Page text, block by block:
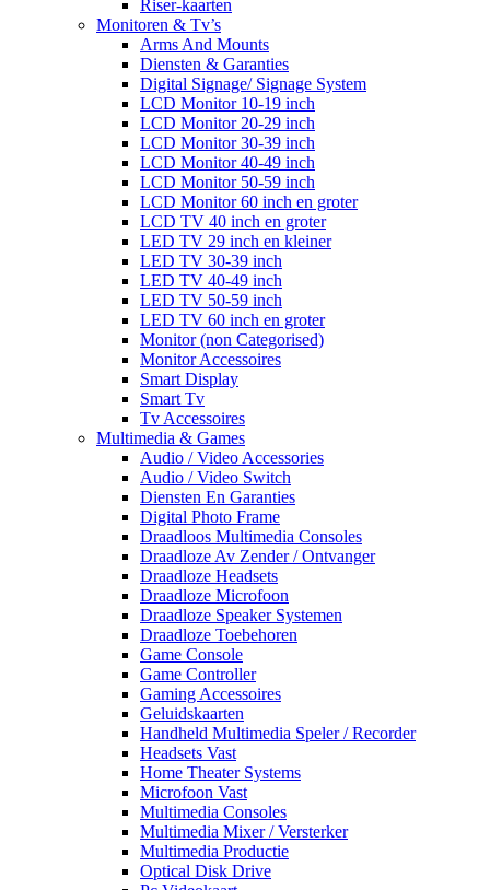
Riser-kaarten
Monitoren & Tv’s
Arms And Mounts
Diensten & Garanties
Digital Signage/ Signage System
LCD Monitor 10-19 inch
LCD Monitor 20-29 inch
LCD Monitor 30-39 inch
LCD Monitor 40-49 inch
LCD Monitor 50-59 inch
LCD Monitor 60 inch en groter
LCD TV 40 inch en groter
LED TV 29 inch en kleiner
LED TV 30-39 inch
LED TV 40-49 inch
LED TV 50-59 inch
LED TV 60 inch en groter
Monitor (non Categorised)
Monitor Accessoires
Smart Display
Smart Tv
Tv Accessoires
Multimedia & Games
Audio / Video Accessories
Audio / Video Switch
Diensten En Garanties
Digital Photo Frame
Draadloos Multimedia Consoles
Draadloze Av Zender / Ontvanger
Draadloze Headsets
Draadloze Microfoon
Draadloze Speaker Systemen
Draadloze Toebehoren
Game Console
Game Controller
Gaming Accessoires
Geluidskaarten
Handheld Multimedia Speler / Recorder
Headsets Vast
Home Theater Systems
Microfoon Vast
Multimedia Consoles
Multimedia Mixer / Versterker
Multimedia Productie
Optical Disk Drive